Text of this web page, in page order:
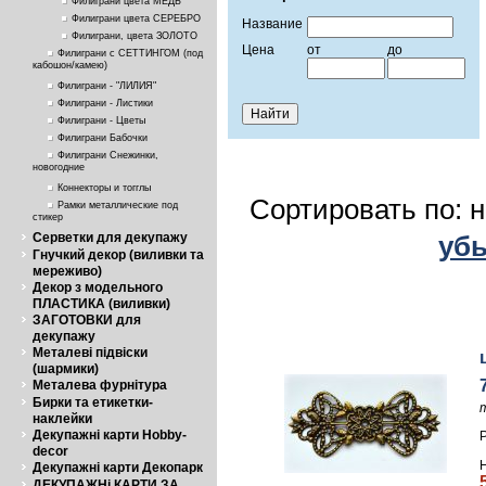
Филиграни цвета СЕРЕБРО
Филиграни, цвета ЗОЛОТО
Филиграни с СЕТТИНГОМ (под
кабошон/камею)
Филиграни - "ЛИЛИЯ"
Филиграни - Листики
Филиграни - Цветы
Филиграни Бабочки
Филиграни Снежинки,
новогодние
Коннекторы и тогглы
Рамки металлические под
стикер
Серветки для декупажу
Гнучкий декор (виливки та
мереживо)
Декор з модельного
ПЛАСТИКА (виливки)
ЗАГОТОВКИ для
декупажу
Металеві підвіски
(шармики)
Металева фурнітура
Бирки та етикетки-
наклейки
Декупажні карти Hobby-
decor
Декупажні карти Декопарк
Название
Цена
от до
Сортировать по: